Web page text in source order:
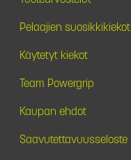
Pelaajien suosikkikiekot
Käytetyt kiekot
Team Powergrip
Kaupan ehdot
Saavutettavuusseloste